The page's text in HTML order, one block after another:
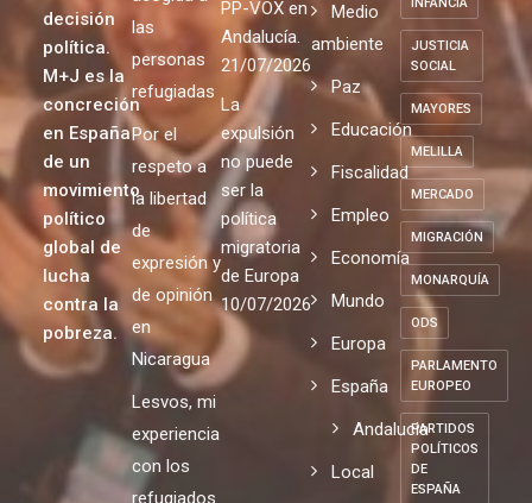
decisión
política.
M+J es la
concreción
en España
de un
movimiento
político
global de
lucha
contra la
pobreza.
las
personas
refugiadas
Por el
respeto a
la libertad
de
expresión y
de opinión
en
Nicaragua
Lesvos, mi
experiencia
con los
refugiados
PP-VOX en
Andalucía.
21/07/2026
La
expulsión
no puede
ser la
política
migratoria
de Europa
10/07/2026
Medio
ambiente
Paz
Educación
Fiscalidad
Empleo
Economía
Mundo
Europa
España
Andalucia
Local
JUSTICIA
SOCIAL
MAYORES
MELILLA
MERCADO
MIGRACIÓN
MONARQUÍA
ODS
PARLAMENTO
EUROPEO
PARTIDOS
POLÍTICOS
DE
ESPAÑA